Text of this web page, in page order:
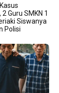
Guru SMKN 1
Siswanya
Polisi